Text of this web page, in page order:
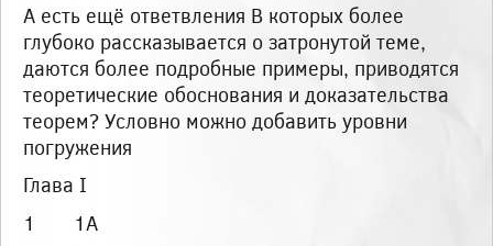
А есть ещё ответвления В которых более
глубоко рассказывается о затронутой теме,
даются более подробные примеры, приводятся
теоретические обоснования и доказательства
теорем? Условно можно добавить уровни
погружения
Глава I
1 1A